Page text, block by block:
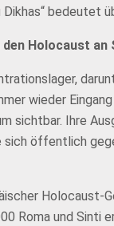
bedeutet
Holocaust an
wieder
sichtbar. Ihre
sich öffentlich
Roma und